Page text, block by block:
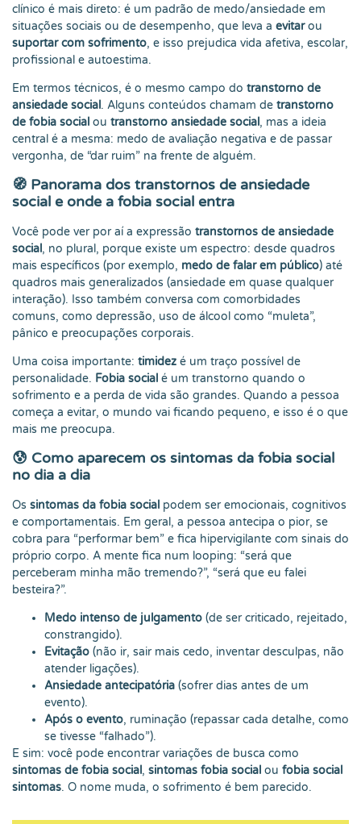
clínico é mais direto: é um padrão de medo/ansiedade em
situações sociais ou de desempenho, que leva a evitarou
suportar com sofrimento, e isso prejudica vida afetiva, escolar,
profissional e autoestima.
Em termos técnicos, é o mesmo campo do transtorno de
ansiedade social. Alguns conteúdos chamam de transtorno
de fobia social ou transtorno ansiedade social, mas a ideia
central é a mesma: medo de avaliação negativa e de passar
vergonha, de “dar ruim” na frente de alguém.
🧭 Panorama dos transtornos de ansiedade
social e onde a fobia social entra
Você pode ver por aí a expressão transtornos de ansiedade
social, no plural, porque existe um espectro: desde quadros
mais específicos (por exemplo, medo de falar em público) até
quadros mais generalizados (ansiedade em quase qualquer
interação). Isso também conversa com comorbidades
comuns, como depressão, uso de álcool como “muleta”,
pânico e preocupações corporais.
Uma coisa importante: timidez é um traço possível de
personalidade. Fobia social é um transtorno quando o
sofrimento e a perda de vida são grandes. Quando a pessoa
começa a evitar, o mundo vai ficando pequeno, e isso é o que
mais me preocupa.
😰 Como aparecem os sintomas da fobia social
no dia a dia
Os sintomas da fobia social podem ser emocionais, cognitivos
e comportamentais. Em geral, a pessoa antecipa o pior, se
cobra para “performar bem” e fica hipervigilante com sinais do
próprio corpo. A mente fica num looping: “será que
perceberam minha mão tremendo?”, “será que eu falei
besteira?”.
Medo intenso de julgamento (de ser criticado, rejeitado,
constrangido).
Evitação (não ir, sair mais cedo, inventar desculpas, não
atender ligações).
Ansiedade antecipatória (sofrer dias antes de um
evento).
Após o evento, ruminação (repassar cada detalhe, como
se tivesse “falhado”).
E sim: você pode encontrar variações de busca como
sintomas de fobia social, sintomas fobia social ou fobia social
sintomas. O nome muda, o sofrimento é bem parecido.